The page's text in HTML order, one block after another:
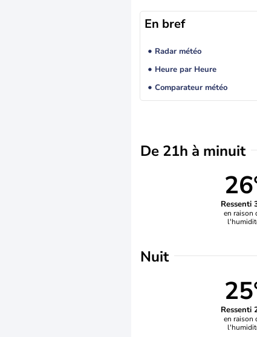
En bref
Radar météo
Heure par Heure
Comparateur météo
De 21h à minuit
Ressenti
en raison
Nuit
Ressenti
en raison